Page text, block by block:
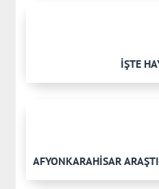
İŞTE
AFYONKARAHİSAR